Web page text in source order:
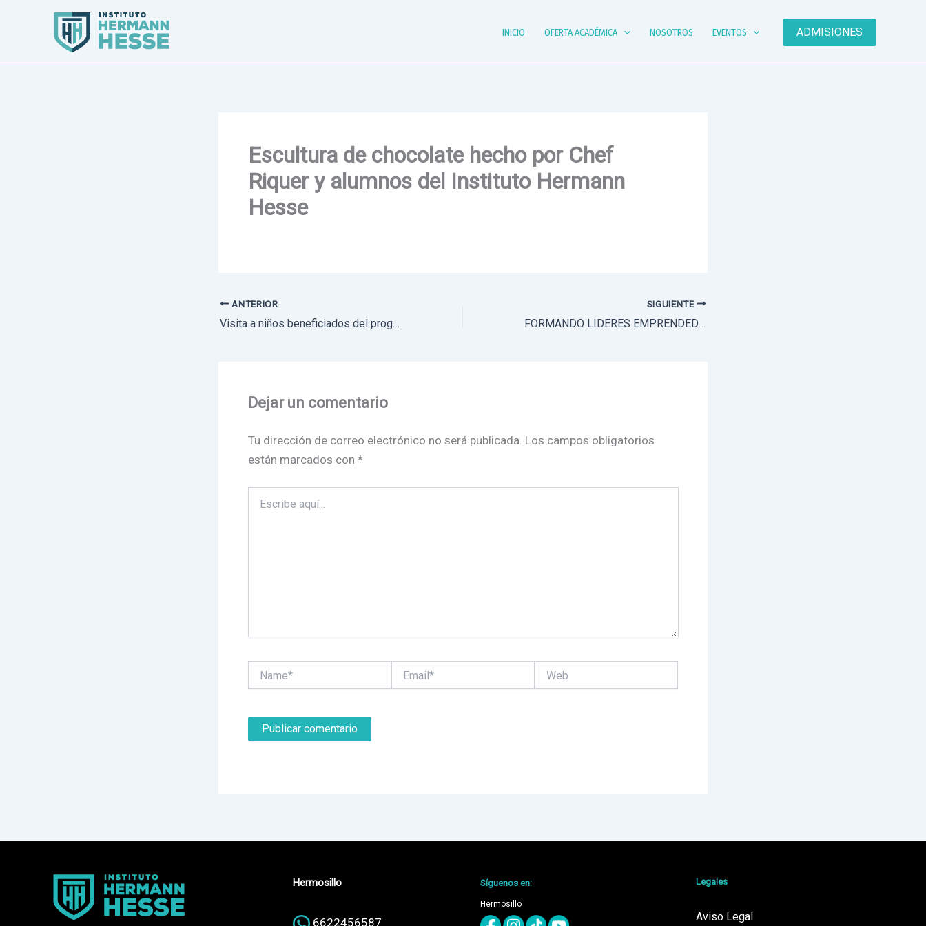
INICIO OFERTA ACADÉMICA NOSOTROS EVENTOS ADMISIONES
Escultura de chocolate hecho por Chef
Riquer y alumnos del Instituto Hermann
Hesse
ANTERIOR
Visita a niños beneficiados del programa Maria Goretti
SIGUIENTE
FORMANDO LIDERES EMPRENDEDORES
Dejar un comentario
Tu dirección de correo electrónico no será publicada. Los campos obligatorios
están marcados con *
aquí...
Hermosillo
6622456587
Síguenos en:
Hermosillo
Legales
Aviso Legal